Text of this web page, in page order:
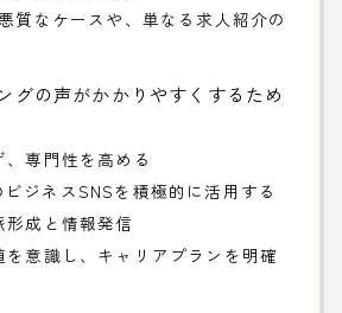
質なケースや、単なる求人紹介の
グの声がかかりやすくするため
専門性を高める
ジネスSNSを積極的に活用する
成と情報発信
を意識し、キャリアプランを明確